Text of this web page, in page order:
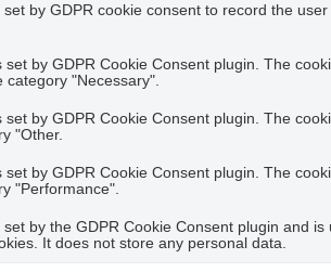
by GDPR cookie consent to record the
set by GDPR Cookie Consent plugin. The
category "Necessary".
set by GDPR Cookie Consent plugin. The
"Other.
set by GDPR Cookie Consent plugin. The
"Performance".
by the GDPR Cookie Consent plugin and
It does not store any personal data.